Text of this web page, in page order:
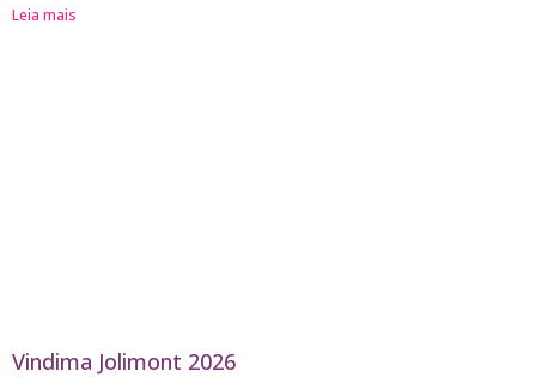
Leia mais
Vindima Jolimont 2026